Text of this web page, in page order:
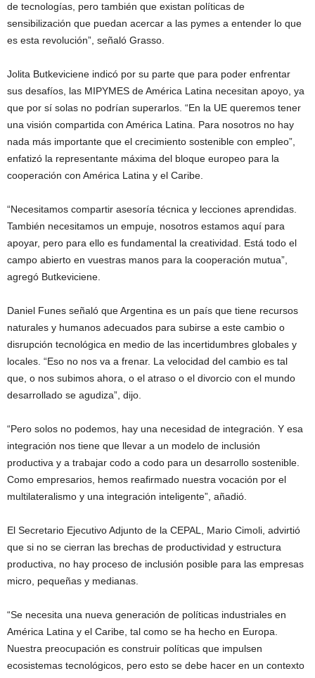
de tecnologías, pero también que existan políticas de
sensibilización que puedan acercar a las pymes a entender lo que
es esta revolución”, señaló Grasso.
Jolita Butkeviciene indicó por su parte que para poder enfrentar
sus desafíos, las MIPYMES de América Latina necesitan apoyo, ya
que por sí solas no podrían superarlos. “En la UE queremos tener
una visión compartida con América Latina. Para nosotros no hay
nada más importante que el crecimiento sostenible con empleo”,
enfatizó la representante máxima del bloque europeo para la
cooperación con América Latina y el Caribe.
“Necesitamos compartir asesoría técnica y lecciones aprendidas.
También necesitamos un empuje, nosotros estamos aquí para
apoyar, pero para ello es fundamental la creatividad. Está todo el
campo abierto en vuestras manos para la cooperación mutua”,
agregó Butkeviciene.
Daniel Funes señaló que Argentina es un país que tiene recursos
naturales y humanos adecuados para subirse a este cambio o
disrupción tecnológica en medio de las incertidumbres globales y
locales. “Eso no nos va a frenar. La velocidad del cambio es tal
que, o nos subimos ahora, o el atraso o el divorcio con el mundo
desarrollado se agudiza”, dijo.
“Pero solos no podemos, hay una necesidad de integración. Y esa
integración nos tiene que llevar a un modelo de inclusión
productiva y a trabajar codo a codo para un desarrollo sostenible.
Como empresarios, hemos reafirmado nuestra vocación por el
multilateralismo y una integración inteligente”, añadió.
El Secretario Ejecutivo Adjunto de la CEPAL, Mario Cimoli, advirtió
que si no se cierran las brechas de productividad y estructura
productiva, no hay proceso de inclusión posible para las empresas
micro, pequeñas y medianas.
“Se necesita una nueva generación de políticas industriales en
América Latina y el Caribe, tal como se ha hecho en Europa.
Nuestra preocupación es construir políticas que impulsen
ecosistemas tecnológicos, pero esto se debe hacer en un contexto